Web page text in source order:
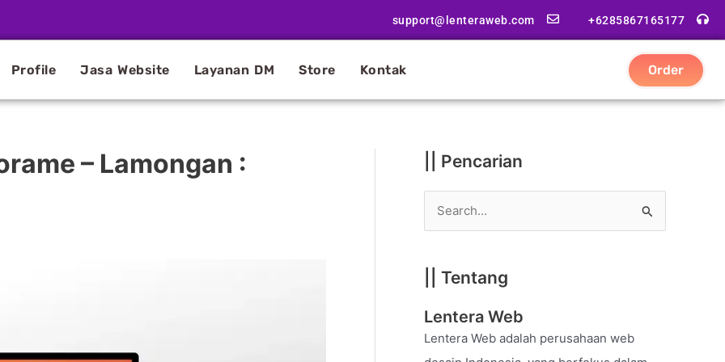
support@lenteraweb.com +6285867165177
Profile Jasa Website Layanan DM Store Kontak Order
– Lamongan :
|| Pencarian
r
c
h
|| Tentang
Lentera Web
Lentera Web adalah perusahaan web
|
t
g
i